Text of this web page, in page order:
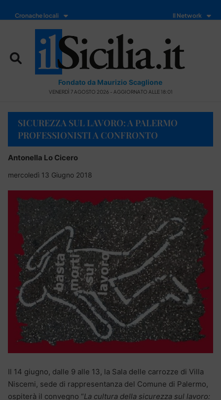
Cronache locali Il Network
Fondato da Maurizio Scaglione
VENERDÌ 7 AGOSTO 2026 - AGGIORNATO ALLE 18:01
SICUREZZA SUL LAVORO: A PALERMO
PROFESSIONISTI A CONFRONTO
Antonella Lo Cicero
mercoledì 13 Giugno 2018
Il 14 giugno, dalle 9 alle 13, la Sala delle carrozze di Villa
Niscemi, sede di rappresentanza del Comune di Palermo,
ospiterà il convegno “La cultura della sicurezza sul lavoro: